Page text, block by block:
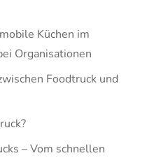
Küchen im
Organisationen
Foodtruck und
– Vom schnellen